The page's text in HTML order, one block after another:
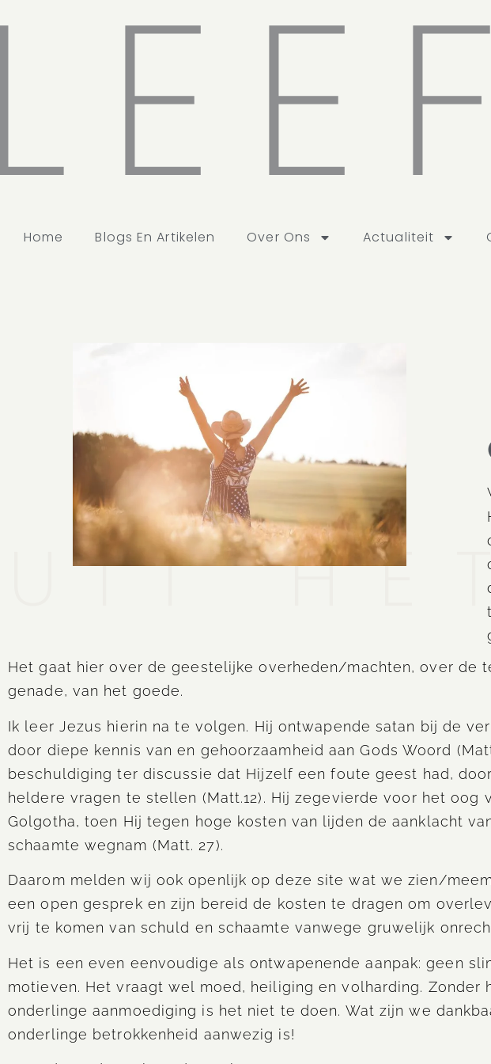
Home Blogs En Artikelen Over Ons Actualiteit
UIT
Het gaat hier over de geestelijke overheden/machten, over de
genade, van het goede.
Ik leer Jezus hierin na te volgen. Hij ontwapende satan bij de
door diepe kennis van en gehoorzaamheid aan Gods Woord
beschuldiging ter discussie dat Hijzelf een foute geest had,
heldere vragen te stellen (Matt.12). Hij zegevierde voor het oog
Golgotha, toen Hij tegen hoge kosten van lijden de aanklacht
schaamte wegnam (Matt. 27).
Daarom melden wij ook openlijk op deze site wat we zien/
een open gesprek en zijn bereid de kosten te dragen om
vrij te komen van schuld en schaamte vanwege gruwelijk
Het is een even eenvoudige als ontwapenende aanpak: geen
motieven. Het vraagt wel moed, heiliging en volharding. Zonder
onderlinge aanmoediging is het niet te doen. Wat zijn we
onderlinge betrokkenheid aanwezig is!